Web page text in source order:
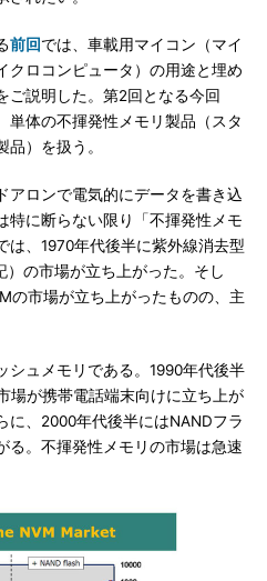
前回では、車載用マイコン（マイ
クロコンピュータ）の用途と埋め
ご説明した。第2回となる今回
単体の不揮発性メモリ製品（スタ
）を扱う。
ロンで電気的にデータを書き込
特に断らない限り「不揮発性メモ
は、1970年代後半に紫外線消去型
）の市場が立ち上がった。そし
の市場が立ち上がったものの、主
ュメモリである。1990年代後半
場が携帯電話端末向けに立ち上が
に、2000年代後半にはNANDフラ
る。不揮発性メモリの市場は急速